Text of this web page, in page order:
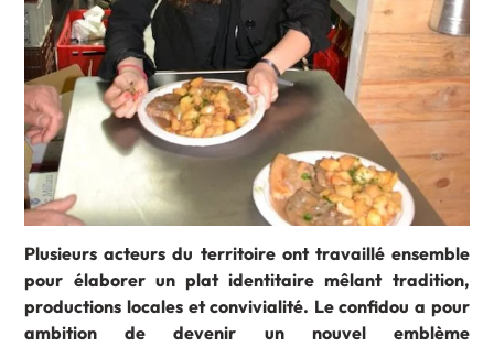
Plusieurs acteurs du territoire ont travaillé ensemble
pour élaborer un plat identitaire mêlant tradition,
productions locales et convivialité. Le confidou a pour
ambition de devenir un nouvel emblème